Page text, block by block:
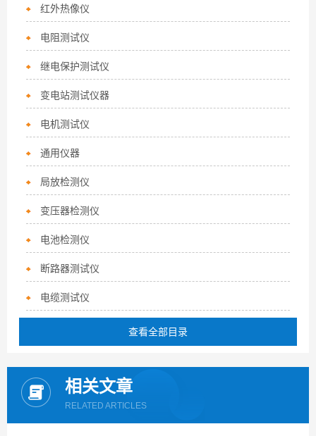
红外热像仪
电阻测试仪
继电保护测试仪
变电站测试仪器
电机测试仪
通用仪器
局放检测仪
变压器检测仪
电池检测仪
断路器测试仪
电缆测试仪
查看全部目录
相关文章
RELATED ARTICLES